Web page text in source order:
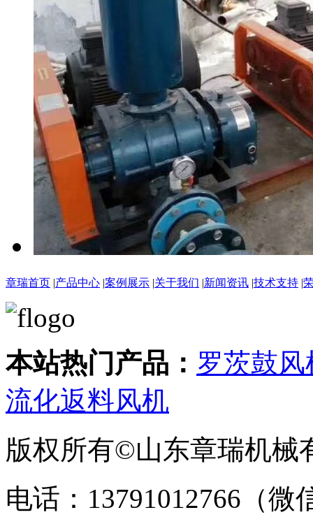
章瑞首页 |产品中心 |案例展示 |关于我们 |新闻资讯 |技术支持 |
本站热门产品： 罗茨鼓风
流化返料风机
版权所有©山东章瑞机械
电话：13791012766（